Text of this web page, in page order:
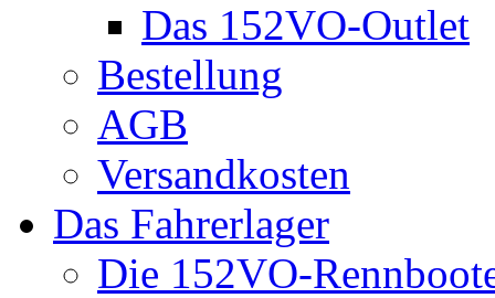
Das 152VO-Outlet
Bestellung
AGB
Versandkosten
Das Fahrerlager
Die 152VO-